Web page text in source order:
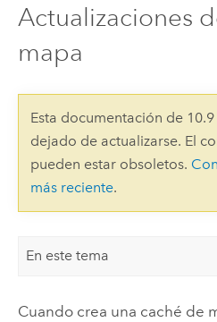
Actualizaciones
mapa
Esta documentación de 10.9
dejado de actualizarse. El
pueden estar obsoletos.
más reciente.
En este tema
Cuando crea una caché de